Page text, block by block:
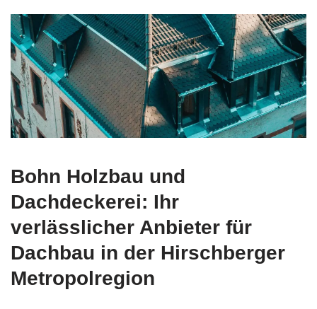
Bohn Holzbau und
Dachdeckerei: Ihr
verlässlicher Anbieter für
Dachbau in der Hirschberger
Metropolregion